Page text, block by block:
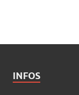
INFOS